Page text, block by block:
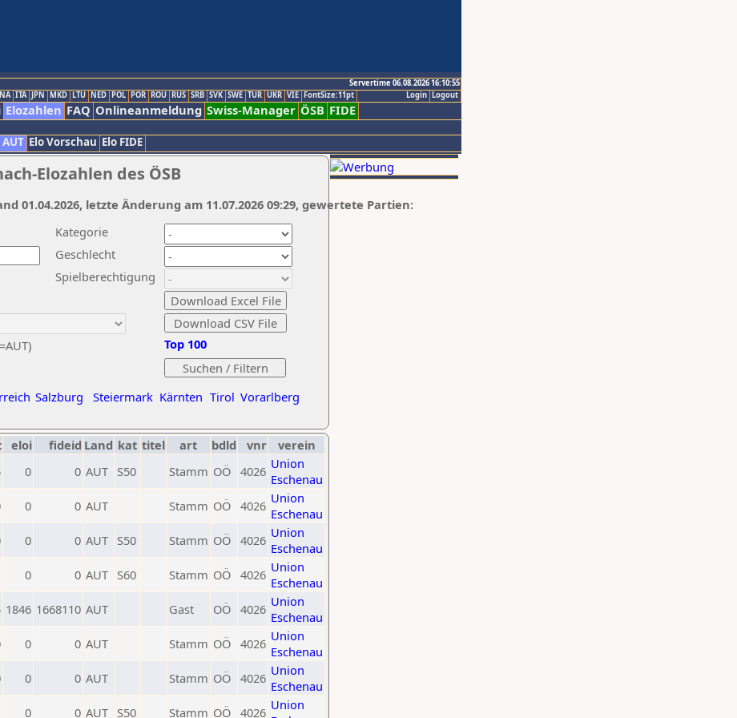
Servertime 06.08.2026 16:10:55
Logout
Login
ITA JPN MKD LTU NED POL POR ROU RUS SRB SVK SWE TUR UKR VIE FontSize:11pt
Elozahlen FAQ Onlineanmeldung Swiss-Manager ÖSB FIDE
AUT Elo Vorschau Elo FIDE
Elozahlen des ÖSB
Kategorie
Geschlecht
Spielberechtigung
Salzburg Steiermark Kärnten Tirol Vorarlberg
Top 100
01.04.2026, letzte Änderung am 11.07.2026 09:29, gewertete Partien:
eloi fideid Land kat titel art bdld vnr
verein
0 0 AUT S50 Stamm OÖ 4026 Union
Eschenau
0 0 AUT Stamm OÖ 4026 Union
Eschenau
0 0 AUT S50 Stamm OÖ 4026 Union
Eschenau
0 0 AUT S60 Stamm OÖ 4026 Union
Eschenau
1846 1668110 AUT Gast OÖ 4026 Union
Eschenau
0 0 AUT Stamm OÖ 4026 Union
Eschenau
0 0 AUT Stamm OÖ 4026 Union
Eschenau
0 0 AUT S50 Stamm OÖ 4026 Union